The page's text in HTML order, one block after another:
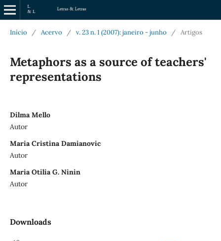
Início / Acervo / v. 23 n. 1 (2007): janeiro - junho / Artigos
Metaphors as a source of teachers'
representations
Dilma Mello
Autor
Maria Cristina Damianovic
Autor
Maria Otilia G. Ninin
Autor
Downloads